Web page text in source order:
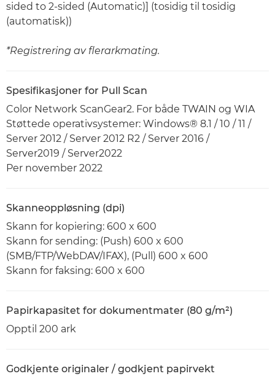
sided to 2-sided (Automatic)] (tosidig til tosidig
(automatisk))
*Registrering av flerarkmating.
Spesifikasjoner for Pull Scan
Color Network ScanGear2. For både TWAIN og WIA
Støttede operativsystemer: Windows® 8.1 / 10 / 11 /
Server 2012 / Server 2012 R2 / Server 2016 /
Server2019 / Server2022
Per november 2022
Skanneoppløsning (dpi)
Skann for kopiering: 600 x 600
Skann for sending: (Push) 600 x 600
(SMB/FTP/WebDAV/IFAX), (Pull) 600 x 600
Skann for faksing: 600 x 600
Papirkapasitet for dokumentmater (80 g/m²)
Opptil 200 ark
Godkjente originaler / godkjent papirvekt